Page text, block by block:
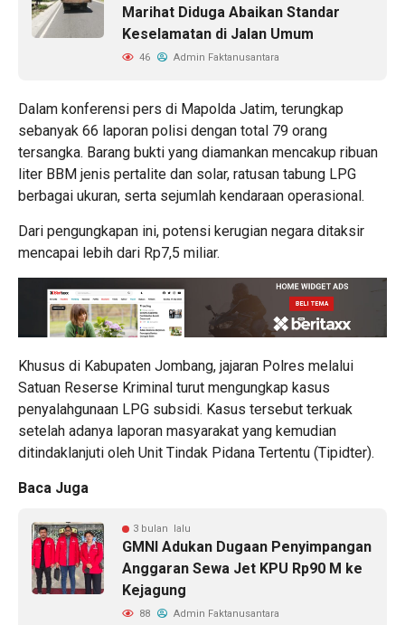
Marihat Diduga Abaikan Standar
Keselamatan di Jalan Umum
46 Admin Faktanusantara
Dalam konferensi pers di Mapolda Jatim, terungkap
sebanyak 66 laporan polisi dengan total 79 orang
tersangka. Barang bukti yang diamankan mencakup ribuan
liter BBM jenis pertalite dan solar, ratusan tabung LPG
berbagai ukuran, serta sejumlah kendaraan operasional.
Dari pengungkapan ini, potensi kerugian negara ditaksir
mencapai lebih dari Rp7,5 miliar.
Khusus di Kabupaten Jombang, jajaran Polres melalui
Satuan Reserse Kriminal turut mengungkap kasus
penyalahgunaan LPG subsidi. Kasus tersebut terkuak
setelah adanya laporan masyarakat yang kemudian
ditindaklanjuti oleh Unit Tindak Pidana Tertentu (Tipidter).
Baca Juga
3 bulan lalu
GMNI Adukan Dugaan Penyimpangan
Anggaran Sewa Jet KPU Rp90 M ke
Kejagung
88 Admin Faktanusantara